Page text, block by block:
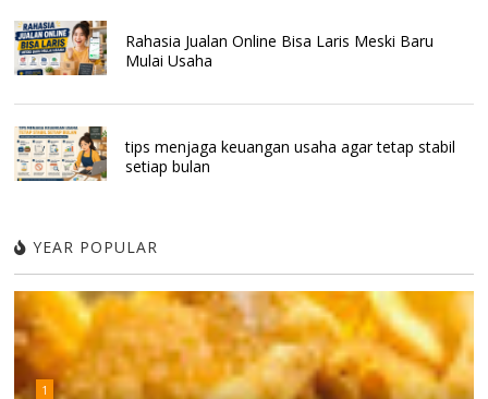
Rahasia Jualan Online Bisa Laris Meski Baru
Mulai Usaha
tips menjaga keuangan usaha agar tetap stabil
setiap bulan
YEAR POPULAR
1